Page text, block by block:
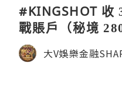
#KINGSHOT 收
戰賬戶（秘境
雄裝備），只限
式合約保障雙方
大V娛樂金融